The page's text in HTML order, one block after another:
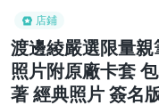
店鋪
渡邊綾嚴選限量
照片附原廠卡套
著 經典照片 簽名